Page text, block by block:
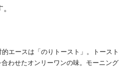
エースは「のりトースト」。トースト
わせたオンリーワンの味。モーニング